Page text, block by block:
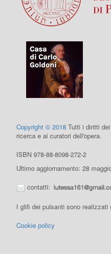
Copyright © 2018 Tutti i diritti
ricerca e ai curatori dell'opera.
ISBN 978-88-8098-272-2
Ultimo aggiornamento: 28
contatti:
I glifi dei pulsanti sono
Cookie policy